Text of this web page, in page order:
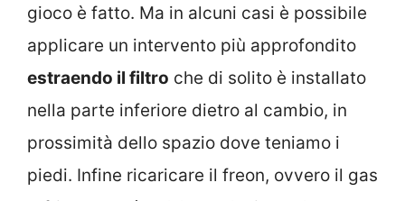
gioco è fatto. Ma in alcuni casi è possibile
applicare un intervento più approfondito
estraendo il filtro che di solito è installato
nella parte inferiore dietro al cambio, in
prossimità dello spazio dove teniamo i
piedi. Infine ricaricare il freon, ovvero il gas